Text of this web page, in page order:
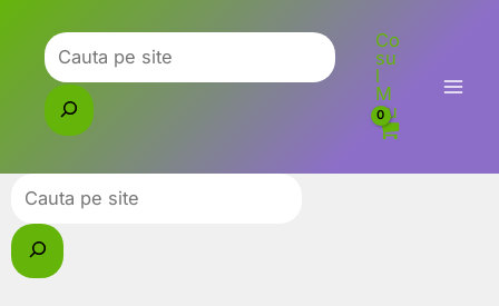
content
Caută
Co
su
l
M
eu
Caută